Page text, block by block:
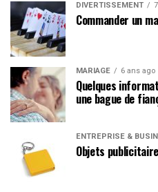
DIVERTISSEMENT
Commander un
MARIAGE 6 ans ago
Quelques
une bague de
ENTREPRISE &
Objets